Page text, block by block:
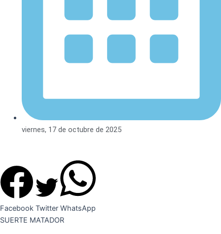
viernes, 17 de octubre de 2025
Facebook Twitter WhatsApp
SUERTE MATADOR